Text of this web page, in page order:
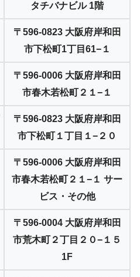
タチバナビル 1階
〒596-0823 大阪府岸和田
市下松町1丁目61−１
〒596-0006 大阪府岸和田
市春木若松町２１−１
〒596-0823 大阪府岸和田
市下松町１丁目１−２０
〒596-0006 大阪府岸和田
市春木若松町２１−１ サー
ビス・その他
〒596-0004 大阪府岸和田
市荒木町２丁目２０−１５
1F